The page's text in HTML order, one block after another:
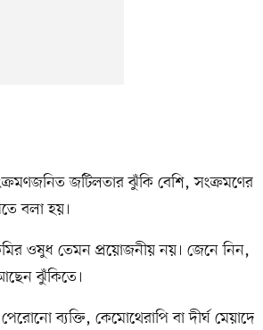
জটিলতার ঝুঁকি বেশি, সংক্রমণের
বলা হয়।
ওষুধ তেমন প্রয়োজনীয় নয়। জেনে নিন,
আছেন ঝুঁকিতে।
ব্যক্তি, কেমোথেরাপি বা দীর্ঘ মেয়াদে